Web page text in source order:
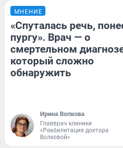
МНЕНИЕ
«Спуталась речь,
пургу». Врач — о
смертельном
который сложно
обнаружить
Ирина Волкова
Главврач клиники
«Реабилитация доктора
Волковой»